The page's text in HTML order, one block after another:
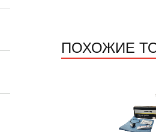
ПОХОЖИЕ